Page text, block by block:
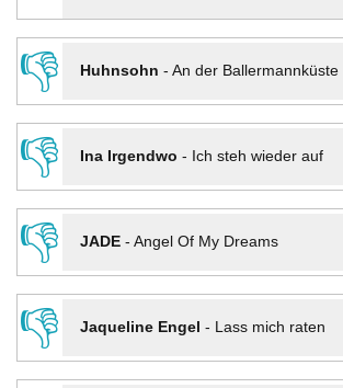
👎
Huhnsohn - An der Ballermannküste
👎
Ina Irgendwo - Ich steh wieder auf
👎
JADE- Angel Of My Dreams
👎
Jaqueline Engel - Lass mich raten